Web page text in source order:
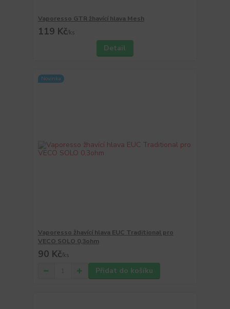
Vaporesso GTR žhavící hlava Mesh
119 Kč/ks
Detail
Novinka
Vaporesso žhavící hlava EUC Traditional pro
VECO SOLO 0,3ohm
90 Kč/ks
Přidat do košíku